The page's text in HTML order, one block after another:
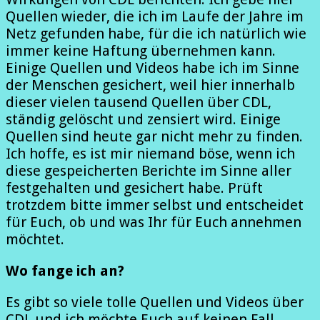
Quellen wieder, die ich im Laufe der Jahre im
Netz gefunden habe, für die ich natürlich wie
immer keine Haftung übernehmen kann.
Einige Quellen und Videos habe ich im Sinne
der Menschen gesichert, weil hier innerhalb
dieser vielen tausend Quellen über CDL,
ständig gelöscht und zensiert wird. Einige
Quellen sind heute gar nicht mehr zu finden.
Ich hoffe, es ist mir niemand böse, wenn ich
diese gespeicherten Berichte im Sinne aller
festgehalten und gesichert habe. Prüft
trotzdem bitte immer selbst und entscheidet
für Euch, ob und was Ihr für Euch annehmen
möchtet.
Wo fange ich an?
Es gibt so viele tolle Quellen und Videos über